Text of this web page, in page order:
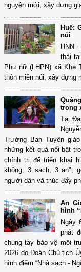
nguyên mới; xây dựng
Huế:
núi
HNN
thải
Phụ nữ (LHPN) xã Khe
thôn miền núi, xây dựng
trong
Tại
Trưởng Ban Tuyên
những kết quả nổi bật
chính trị để triển khai
không, 3 sạch, 3 an",
người dân và thúc đẩy
An
hình
Ngày
phát
chung tay bảo vệ môi
2026 do Đoàn Chủ tịch
hình điểm “Nhà sạch -